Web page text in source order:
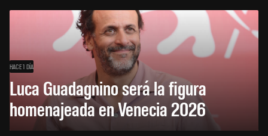
HACE 1 DÍA
Luca Guadagnino será la figura
homenajeada en Venecia 2026